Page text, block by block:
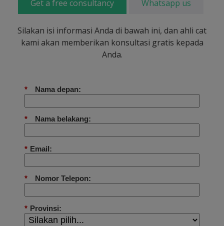
Get a free consultancy Whatsapp us
Silakan isi informasi Anda di bawah ini, dan ahli cat
kami akan memberikan konsultasi gratis kepada
Anda.